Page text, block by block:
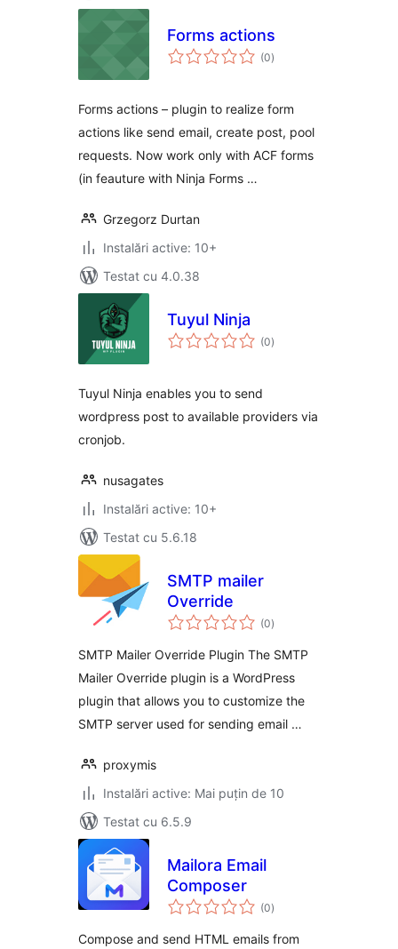
Forms actions
(0total
aprecieri
)
Forms actions – plugin to realize form
actions like send email, create post, pool
requests. Now work only with ACF forms
(in feauture with Ninja Forms …
Grzegorz Durtan
Instalări active: 10+
Testat cu 4.0.38
Tuyul Ninja
(0total
aprecieri
)
Tuyul Ninja enables you to send
wordpress post to available providers via
cronjob.
nusagates
Instalări active: 10+
Testat cu 5.6.18
SMTP mailer
Override
(0total
aprecieri
)
SMTP Mailer Override Plugin The SMTP
Mailer Override plugin is a WordPress
plugin that allows you to customize the
SMTP server used for sending email …
proxymis
Instalări active: Mai puțin de 10
Testat cu 6.5.9
Mailora Email
Composer
(0total
aprecieri
)
Compose and send HTML emails from